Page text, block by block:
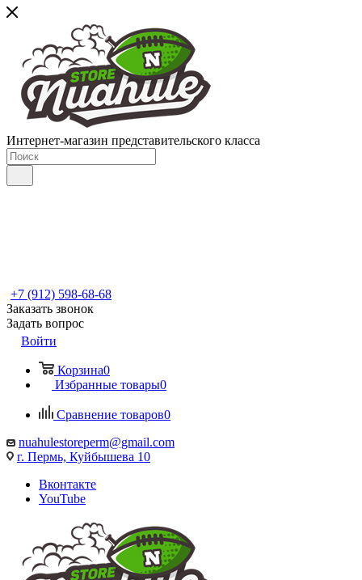
Интернет-магазин представительского класса
+7 (912) 598-68-68
Заказать звонок
Задать вопрос
Войти
Корзина0
Избранные товары0
Сравнение товаров0
nuahulestoreperm@gmail.com
г. Пермь, Куйбышева 10
Вконтакте
YouTube